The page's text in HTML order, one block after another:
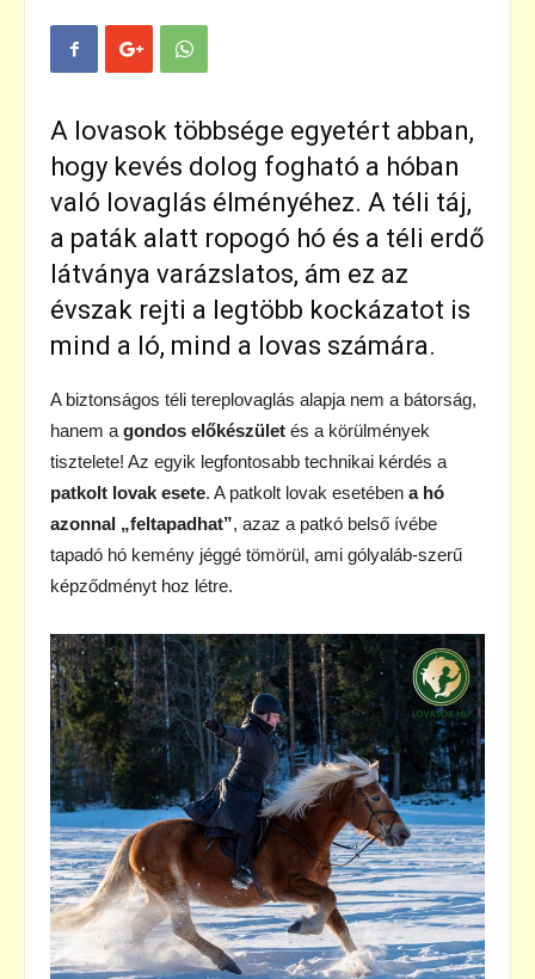
A lovasok többsége egyetért abban,
hogy kevés dolog fogható a hóban
való lovaglás élményéhez. A téli táj,
a paták alatt ropogó hó és a téli erdő
látványa varázslatos, ám ez az
évszak rejti a legtöbb kockázatot is
mind a ló, mind a lovas számára.
A biztonságos téli tereplovaglás alapja nem a bátorság,
hanem a gondos előkészület és a körülmények
tisztelete! Az egyik legfontosabb technikai kérdés a
patkolt lovak esete. A patkolt lovak esetében a hó
azonnal „feltapadhat”, azaz a patkó belső ívébe
tapadó hó kemény jéggé tömörül, ami gólyaláb-szerű
képződményt hoz létre.